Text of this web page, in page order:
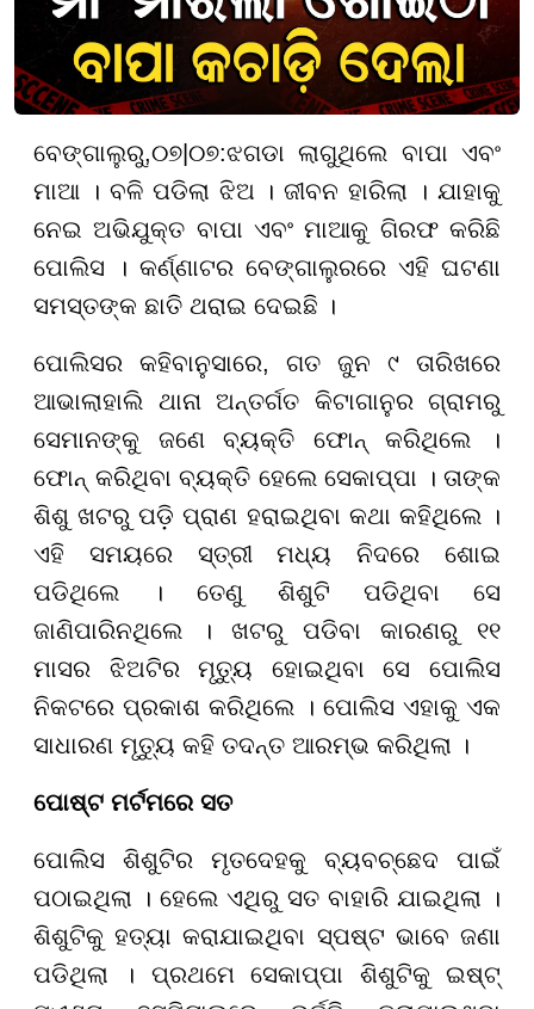
ବେଙ୍ଗାଲୁରୁ,୦୭|୦୭:ଝଗଡା ଲାଗୁଥିଲେ ବାପା ଏବଂ
ମାଆ । ବଳି ପଡିଲା ଝିଅ । ଜୀବନ ହାରିଲା । ଯାହାକୁ
ନେଇ ଅଭିଯୁକ୍ତ ବାପା ଏବଂ ମାଆକୁ ଗିରଫ କରିଛି
ପୋଲିସ । କର୍ଣ୍ଣାଟର ବେଙ୍ଗାଲୁରରେ ଏହି ଘଟଣା
ସମସ୍ତଙ୍କ ଛାତି ଥରାଇ ଦେଇଛି ।
ପୋଲିସର କହିବାନୁସାରେ, ଗତ ଜୁନ ୯ ତାରିଖରେ
ଆଭାଲାହାଲି ଥାନା ଅନ୍ତର୍ଗତ କିଟାଗାନୁର ଗ୍ରାମରୁ
ସେମାନଙ୍କୁ ଜଣେ ବ୍ୟକ୍ତି ଫୋନ୍ କରିଥିଲେ ।
ଫୋନ୍ କରିଥିବା ବ୍ୟକ୍ତି ହେଲେ ସେକାପ୍ପା । ତାଙ୍କ
ଶିଶୁ ଖଟରୁ ପଡି଼ ପ୍ରାଣ ହରାଇଥିବା କଥା କହିଥିଲେ ।
ଏହି ସମୟରେ ସ୍ତ୍ରୀ ମଧ୍ୟ ନିଦରେ ଶୋଇ
ପଡିଥିଲେ । ତେଣୁ ଶିଶୁଟି ପଡିଥିବା ସେ
ଜାଣିପାରିନଥିଲେ । ଖଟରୁ ପଡିବା କାରଣରୁ ୧୧
ମାସର ଝିଅଟିର ମୃତ୍ୟୁ ହୋଇଥିବା ସେ ପୋଲିସ
ନିକଟରେ ପ୍ରକାଶ କରିଥିଲେ । ପୋଲିସ ଏହାକୁ ଏକ
ସାଧାରଣ ମୃତ୍ୟୁ କହି ତଦନ୍ତ ଆରମ୍ଭ କରିଥିଲା ।
ପୋଷ୍ଟ ମର୍ଟମରେ ସତ
ପୋଲିସ ଶିଶୁଟିର ମୃତଦେହକୁ ବ୍ୟବଚ୍ଛେଦ ପାଇଁ
ପଠାଇଥିଲା । ହେଲେ ଏଥିରୁ ସତ ବାହାରି ଯାଇଥିଲା ।
ଶିଶୁଟିକୁ ହତ୍ୟା କରାଯାଇଥିବା ସ୍ପଷ୍ଟ ଭାବେ ଜଣା
ପଡିଥିଲା । ପ୍ରଥମେ ସେକାପ୍ପା ଶିଶୁଟିକୁ ଇଷ୍ଟ୍